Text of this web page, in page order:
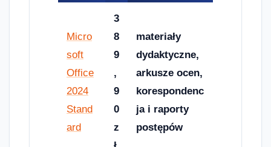
Micro
soft
Office
2024
Stand
ard
3
8
9
,
9
0
z
materiały
dydaktyczne,
arkusze ocen,
korespondenc
ja i raporty
postępów